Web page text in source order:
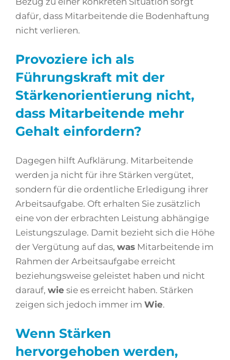
dafür, dass Mitarbeitende die Bodenhaftung
nicht verlieren.
Provoziere ich als
Führungskraft mit der
Stärkenorientierung nicht,
dass Mitarbeitende mehr
Gehalt einfordern?
Dagegen hilft Aufklärung. Mitarbeitende
werden ja nicht für ihre Stärken vergütet,
sondern für die ordentliche Erledigung ihrer
Arbeitsaufgabe. Oft erhalten Sie zusätzlich
eine von der erbrachten Leistung abhängige
Leistungszulage. Damit bezieht sich die Höhe
der Vergütung auf das, was Mitarbeitende im
Rahmen der Arbeitsaufgabe erreicht
beziehungsweise geleistet haben und nicht
darauf, wie sie es erreicht haben. Stärken
zeigen sich jedoch immer im Wie.
Wenn Stärken
hervorgehoben werden,